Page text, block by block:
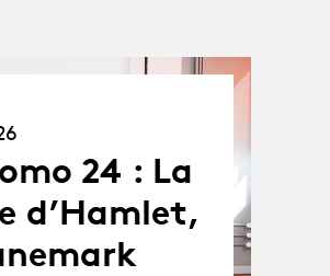
24 : La
d’Hamlet,